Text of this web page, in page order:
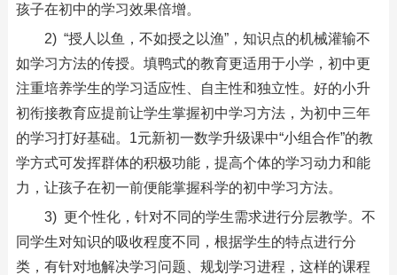
孩子在初中的学习效果倍增。
2) “授人以鱼，不如授之以渔”，知识点的机械灌输不
如学习方法的传授。填鸭式的教育更适用于小学，初中更
注重培养学生的学习适应性、自主性和独立性。好的小升
初衔接教育应提前让学生掌握初中学习方法，为初中三年
的学习打好基础。1元新初一数学升级课中“小组合作”的教
学方式可发挥群体的积极功能，提高个体的学习动力和能
力，让孩子在初一前便能掌握科学的初中学习方法。
3) 更个性化，针对不同的学生需求进行分层教学。不
同学生对知识的吸收程度不同，根据学生的特点进行分
类，有针对地解决学习问题、规划学习进程，这样的课程